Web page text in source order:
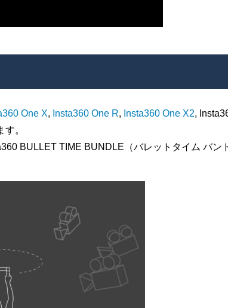
One X Insta360 One R Insta360 One X2 ,
。
BULLET TIME BUNDLE（バレットタイム バン